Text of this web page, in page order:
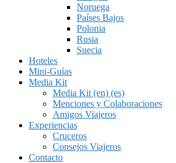
Noruega
Países Bajos
Polonia
Rusia
Suecia
Hoteles
Mini-Guías
Media Kit
Media Kit (en) (es)
Menciones y Colaboraciones
Amigos Viajeros
Experiencias
Cruceros
Consejos Viajeros
Contacto